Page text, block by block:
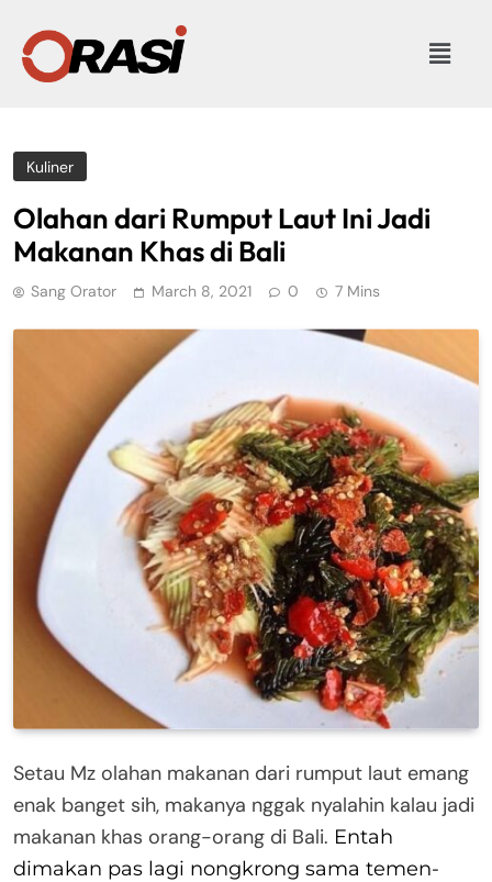
Kuliner
Olahan dari Rumput Laut Ini Jadi
Makanan Khas di Bali
Sang Orator March 8, 2021 0 7 Mins
Setau Mz olahan makanan dari rumput laut emang
enak banget sih, makanya nggak nyalahin kalau jadi
makanan khas orang-orang di Bali. Entah
dimakan pas lagi nongkrong sama temen-